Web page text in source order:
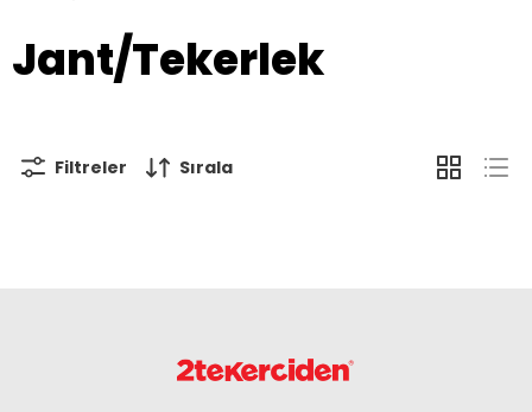
Jant/Tekerlek
Filtreler Sırala